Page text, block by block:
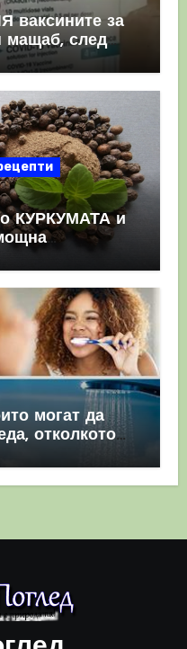
ваксините за
мащаб, след
КУРКУМАТА и
могат да
отколкото